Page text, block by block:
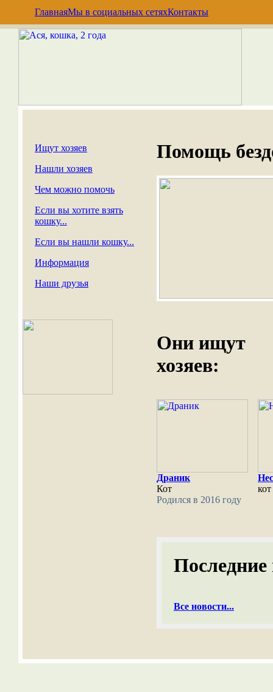
ГлавнаяМы в социальных сетяхКонтакты
Ищут хозяев
Нашли хозяев
Чем можно помочь
Если вы хотите взять
кошку...
Если вы нашли кошку...
Информация
Наши друзья
Помощь
Они ищут
хозяев:
Драник
Кот
Родился в 2016 году
кот
Последние
Все новости...